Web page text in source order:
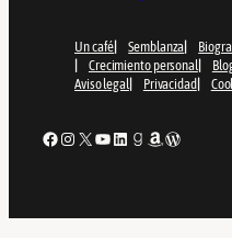
Un café Semblanza
Crecimiento personal
Aviso legal
Privacidad
Facebook
Instagram
X YouTube
LinkedIn
Goodreads
Amazon
WordPress